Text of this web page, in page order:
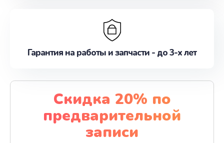
Гарантия на работы и запчасти - до 3-х лет
Скидка 20% по
предварительной
записи